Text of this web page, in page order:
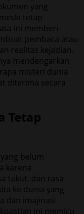
yang
tetap
ini memberi
pembaca atau
realitas kejadian.
mendengarkan
misteri dunia
diterima secara
Tetap
belum
karena
takut, dan rasa
ke dunia yang
dan imajinasi
ini memicu